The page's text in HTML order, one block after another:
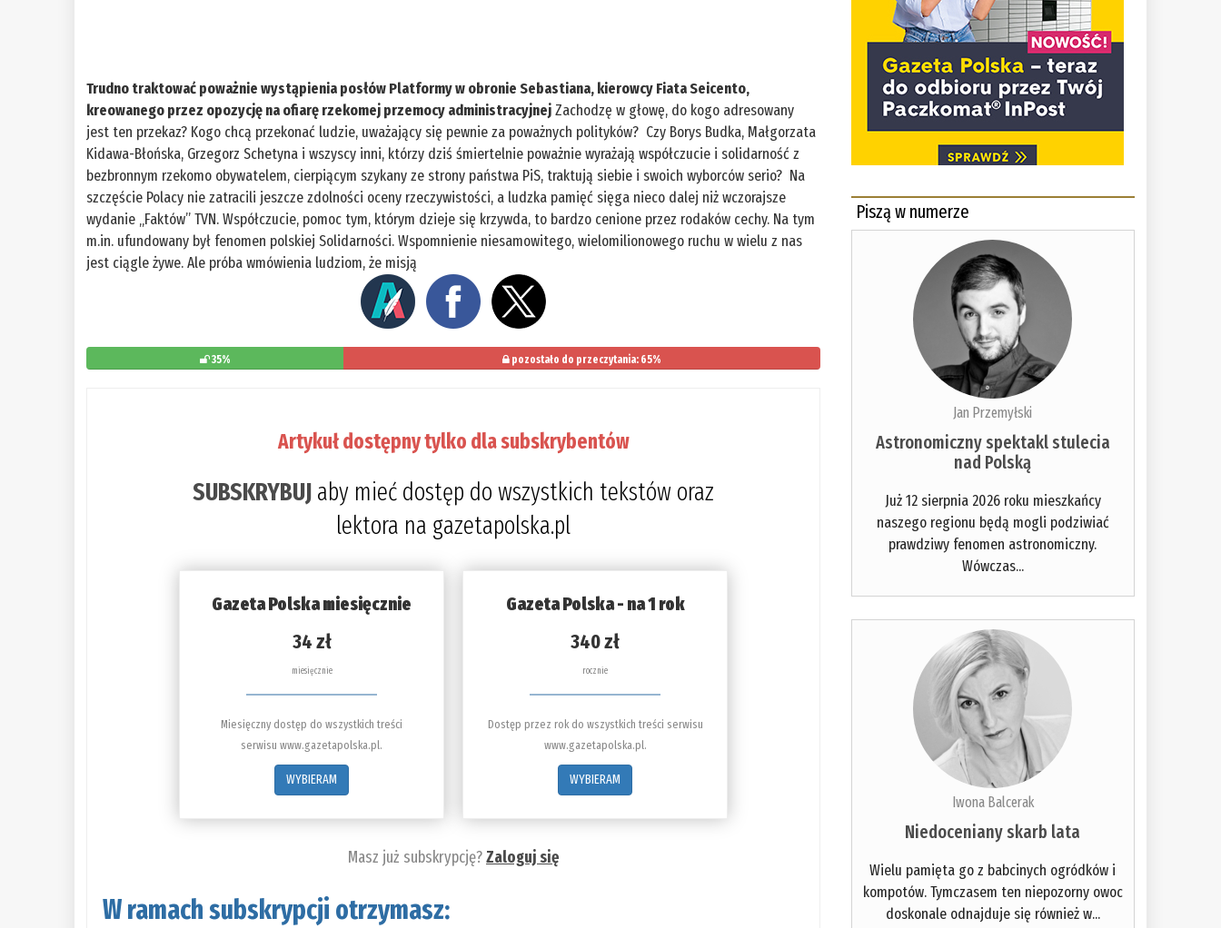
Trudno traktować poważnie wystąpienia posłów Platformy w obronie Sebastiana, kierowcy Fiata Seicento,
kreowanego przez opozycję na ofiarę rzekomej przemocy administracyjnejZachodzę w głowę, do kogo adresowany
jest ten przekaz? Kogo chcą przekonać ludzie, uważający się pewnie za poważnych polityków? Czy Borys Budka, Małgorzata
Kidawa-Błońska, Grzegorz Schetyna i wszyscy inni, którzy dziś śmiertelnie poważnie wyrażają współczucie i solidarność z
bezbronnym rzekomo obywatelem, cierpiącym szykany ze strony państwa PiS, traktują siebie i swoich wyborców serio? Na
szczęście Polacy nie zatracili jeszcze zdolności oceny rzeczywistości, a ludzka pamięć sięga nieco dalej niż wczorajsze
wydanie „Faktów” TVN. Współczucie, pomoc tym, którym dzieje się krzywda, to bardzo cenione przez rodaków cechy. Na tym
m.in. ufundowany był fenomen polskiej Solidarności. Wspomnienie niesamowitego, wielomilionowego ruchu w wielu z nas
jest ciągle żywe. Ale próba wmówienia ludziom, że misją
35% pozostało do przeczytania: 65%
Artykuł dostępny tylko dla subskrybentów
SUBSKRYBUJ aby mieć dostęp do wszystkich tekstów oraz
lektora na gazetapolska.pl
Gazeta Polska miesięcznie
34 zł
miesięcznie
Miesięczny dostęp do wszystkich treści
serwisu www.gazetapolska.pl.
WYBIERAM
Gazeta Polska - na 1 rok
340 zł
rocznie
Dostęp przez rok do wszystkich treści serwisu
www.gazetapolska.pl.
WYBIERAM
Masz już subskrypcję?Zaloguj się
W ramach subskrypcji otrzymasz:
Piszą w numerze
Jan Przemyłski
Astronomiczny spektakl stulecia
nad Polską
Już 12 sierpnia 2026 roku mieszkańcy
naszego regionu będą mogli podziwiać
prawdziwy fenomen astronomiczny.
Wówczas...
Iwona Balcerak
Niedoceniany skarb lata
Wielu pamięta go z babcinych ogródków i
kompotów. Tymczasem ten niepozorny owoc
doskonale odnajduje się również w...